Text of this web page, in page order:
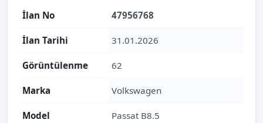
İlan No 47956768
İlan Tarihi 31.01.2026
Görüntülenme 62
Marka Volkswagen
Model Passat B8.5